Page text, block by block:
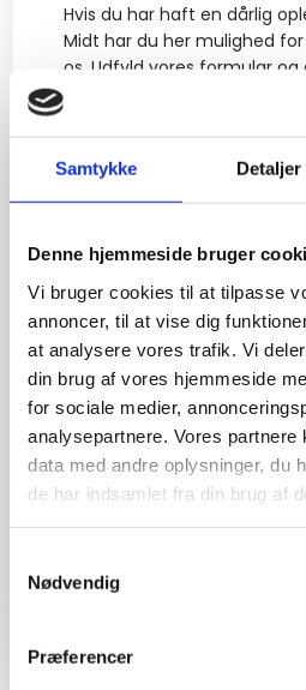
Samtykke Detaljer
Denne hjemmeside bruger
Vi bruger cookies til at tilpasse
annoncer, til at vise dig
at analysere vores trafik. Vi
din brug af vores hjemmeside
for sociale medier,
analysepartnere. Vores partnere
data med andre oplysninger, du
de har indsamlet fra din brug af
Nødvendig
Præferencer
​Hvis du har haft en dårlig
Midt har du her mulighed
os. Udfyld vores formular og
https://www.taxiklage.dk/